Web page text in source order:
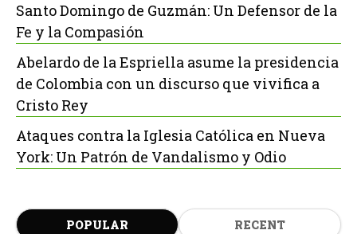
Santo Domingo de Guzmán: Un Defensor de la
Fe y la Compasión
Abelardo de la Espriella asume la presidencia
de Colombia con un discurso que vivifica a
Cristo Rey
Ataques contra la Iglesia Católica en Nueva
York: Un Patrón de Vandalismo y Odio
POPULAR RECENT